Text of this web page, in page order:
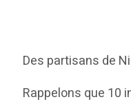
Des partisans de
Rappelons que 10